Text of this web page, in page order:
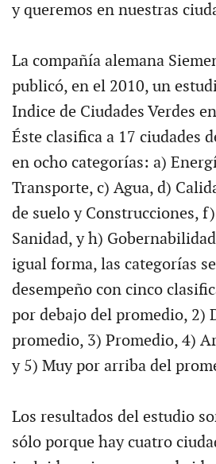
y queremos en nuestras
La compañía alemana
publicó, en el 2010, un
Indice de Ciudades Verdes
Éste clasifica a 17 ciudades
en ocho categorías: a)
Transporte, c) Agua, d)
de suelo y Construcciones,
Sanidad, y h)
igual forma, las categorías
desempeño con cinco
por debajo del promedio, 2)
promedio, 3) Promedio, 4)
y 5) Muy por arriba del
Los resultados del estudio
sólo porque hay cuatro